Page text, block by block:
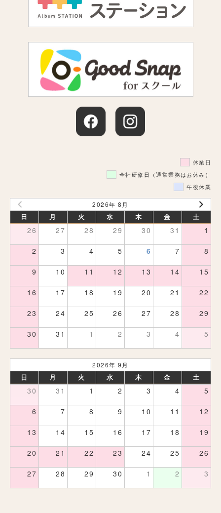
2026年 8月
日 月 火 水 木 金 土
26 27 28 29 30 31 1
2 3 4 5 6 7 8
9 10 11 12 13 14 15
16 17 18 19 20 21 22
23 24 25 26 27 28 29
30 31 1 2 3 4 5
2026年 9月
日 月 火 水 木 金 土
30 31 1 2 3 4 5
6 7 8 9 10 11 12
13 14 15 16 17 18 19
20 21 22 23 24 25 26
27 28 29 30 1 2 3
休業日
全社研修日（通常業務はお休み）
午後休業